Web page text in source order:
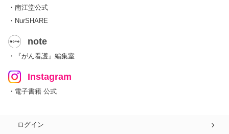
・南江堂公式
・NurSHARE
note
・『がん看護』編集室
Instagram
・電子書籍 公式
ログイン